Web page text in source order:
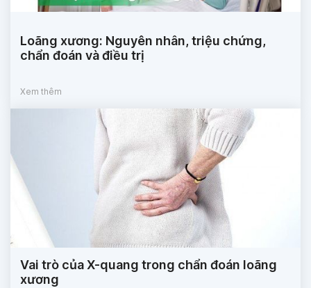
Loãng xương: Nguyên nhân, triệu chứng,
chẩn đoán và điều trị
Xem thêm
Vai trò của X-quang trong chẩn đoán loãng
xương